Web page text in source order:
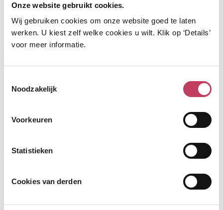
Onze website gebruikt cookies.
Wij gebruiken cookies om onze website goed te laten
werken. U kiest zelf welke cookies u wilt. Klik op ‘Details’
voor meer informatie.
Noodzakelijk
Voorkeuren
Statistieken
Cookies van derden
Ik zoek
Bent u op zoek naar een huurwoning of een koopwoning?
een zorgwoning of aangepaste woning vindt? Alle informatie over
Inschrijven bij de Woningzoeker
Woningruil